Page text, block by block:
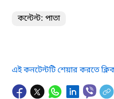
কন্টেন্ট: পাতা
এই কনটেন্টটি শেয়ার করতে